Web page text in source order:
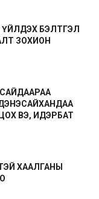
БЭЛТГЭЛ
ЗОХИОН
ВЭ, ИДЭРБАТ
ХААЛГАНЫ